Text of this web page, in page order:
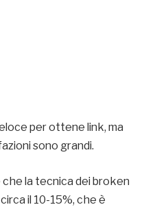
per ottene link, ma
sono grandi.
la tecnica dei broken
il 10-15%, che è